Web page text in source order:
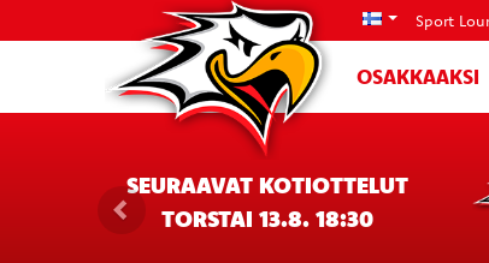
Sport
OSAKKAAKSI
SEURAAVAT KOTIOTTELUT
TORSTAI 13.8. 18:30